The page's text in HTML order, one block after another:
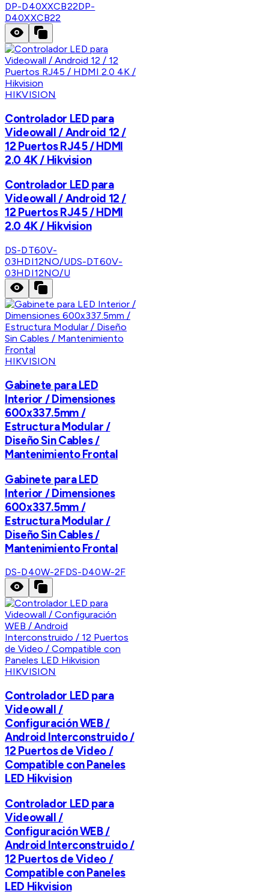
DP-D40XXCB22DP-
D40XXCB22
HIKVISION
Controlador LED para
Videowall / Android 12 /
12 Puertos RJ45 / HDMI
2.0 4K / Hikvision
Controlador LED para
Videowall / Android 12 /
12 Puertos RJ45 / HDMI
2.0 4K / Hikvision
DS-DT60V-
03HDI12NO/UDS-DT60V-
03HDI12NO/U
HIKVISION
Gabinete para LED
Interior / Dimensiones
600x337.5mm /
Estructura Modular /
Diseño Sin Cables /
Mantenimiento Frontal
Gabinete para LED
Interior / Dimensiones
600x337.5mm /
Estructura Modular /
Diseño Sin Cables /
Mantenimiento Frontal
DS-D40W-2FDS-D40W-2F
HIKVISION
Controlador LED para
Videowall /
Configuración WEB /
Android Interconstruido /
12 Puertos de Video /
Compatible con Paneles
LED Hikvision
Controlador LED para
Videowall /
Configuración WEB /
Android Interconstruido /
12 Puertos de Video /
Compatible con Paneles
LED Hikvision